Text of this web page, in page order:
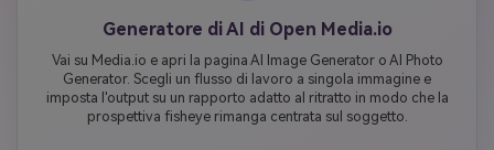
Generatore di AI di Open Media.io
Vai su Media.io e apri la pagina AI Image Generator o AI Photo
Generator. Scegli un flusso di lavoro a singola immagine e
imposta l'output su un rapporto adatto al ritratto in modo che la
prospettiva fisheye rimanga centrata sul soggetto.